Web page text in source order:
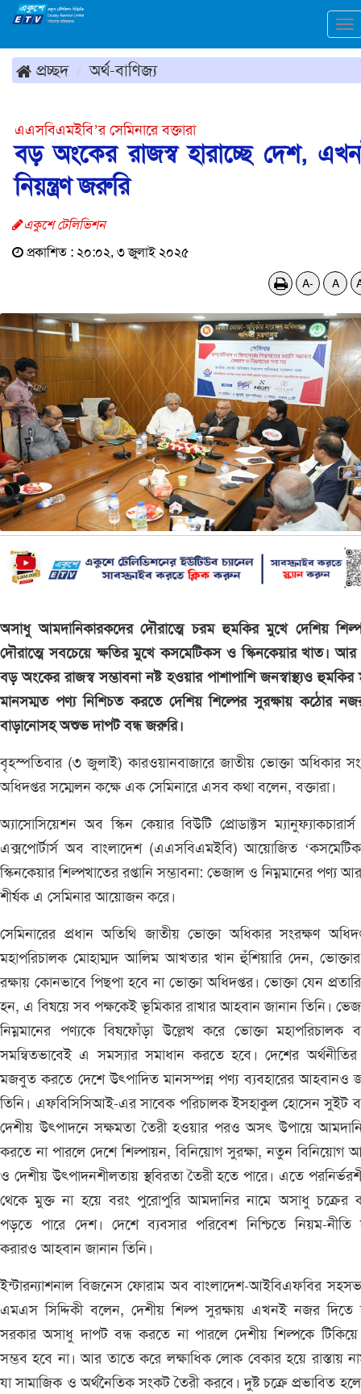
প্রচ্ছদ অর্থ-বাণিজ্য
এএসবিএমইবি’র সেমিনারে বক্তারা
বড় অংকের রাজস্ব হারাচ্ছে দেশ,
নিয়ন্ত্রণ জরুরি
একুশে টেলিভিশন
প্রকাশিত : ২০:০২, ৩ জুলাই ২০২৫
A- A
অসাধু আমদানিকারকদের দৌরাত্মে চরম হুমকির মুখে দেশিয়
দৌরাত্মে সবচেয়ে ক্ষতির মুখে কসমেটিকস ও স্কিনকেয়ার খাত।
বড় অংকের রাজস্ব সম্ভাবনা নষ্ট হওয়ার পাশাপাশি জনস্বাস্থ্যও হুমকির
মানসম্মত পণ্য নিশিচত করতে দেশিয় শিল্পের সুরক্ষায় কঠোর
বাড়ানোসহ অশুভ দাপট বন্ধ জরুরি।
বৃহস্পতিবার (৩ জুলাই) কারওয়ানবাজারে জাতীয় ভোক্তা অধিকার
অধিদপ্তর সম্মেলন কক্ষে এক সেমিনারে এসব কথা বলেন, বক্তারা।
অ্যাসোসিয়েশন অব স্কিন কেয়ার বিউটি প্রোডাক্টস
এক্সপোর্টার্স অব বাংলাদেশ (এএসবিএমইবি) আয়োজিত
স্কিনকেয়ার শিল্পখাতের রপ্তানি সম্ভাবনা: ভেজাল ও নিম্নমানের পণ্য
শীর্ষক এ সেমিনার আয়োজন করে।
সেমিনারের প্রধান অতিথি জাতীয় ভোক্তা অধিকার সংরক্ষণ
মহাপরিচালক মোহাম্মদ আলিম আখতার খান হুঁশিয়ারি দেন, ভোক্তার
রক্ষায় কোনভাবে পিছপা হবে না ভোক্তা অধিদপ্তর। ভোক্তা যেন
হন, এ বিষয়ে সব পক্ষকেই ভূমিকার রাখার আহবান জানান তিনি।
নিম্নমানের পণ্যকে বিষফোঁড়া উল্লেখ করে ভোক্তা মহাপরিচালক
সমন্বিতভাবেই এ সমস্যার সমাধান করতে হবে। দেশের
মজবুত করতে দেশে উৎপাদিত মানসম্পন্ন পণ্য ব্যবহারের আহবানও
তিনি। এফবিসিসিআই-এর সাবেক পরিচালক ইসহাকুল হোসেন সুইট
দেশীয় উৎপাদনে সক্ষমতা তৈরী হওয়ার পরও অসৎ উপায়ে
করতে না পারলে দেশে শিল্পায়ন, বিনিয়োগ সুরক্ষা, নতুন বিনিয়োগ
ও দেশীয় উৎপাদনশীলতায় স্থবিরতা তৈরী হতে পারে। এতে
থেকে মুক্ত না হয়ে বরং পুরোপুরি আমদানির নামে অসাধু চক্রের
পড়তে পারে দেশ। দেশে ব্যবসার পরিবেশ নিশ্চিতে নিয়ম-
করারও আহবান জানান তিনি।
ইন্টারন্যাশনাল বিজনেস ফোরাম অব বাংলাদেশ-আইবিএফবির
এমএস সিদ্দিকী বলেন, দেশীয় শিল্প সুরক্ষায় এখনই নজর দিতে
সরকার অসাধু দাপট বন্ধ করতে না পারলে দেশীয় শিল্পকে টিকিয়ে
সম্ভব হবে না। আর তাতে করে লক্ষাধিক লোক বেকার হয়ে রাস্তায়
যা সামাজিক ও অর্থনৈতিক সংকট তৈরী করবে। দুষ্ট চক্রে প্রভাবিত